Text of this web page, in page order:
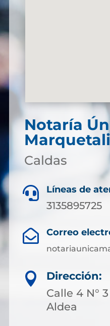
Notaría
Caldas
 Líneas de
3135895725
 Correo

Dirección:
Calle 4 N°
Aldea